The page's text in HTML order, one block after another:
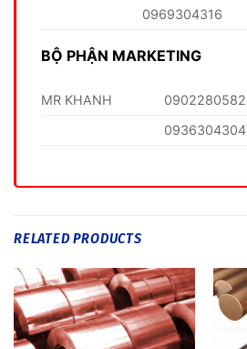
0969304316
BỘ PHẬN MARKETING
MR KHANH 0902280582
0936304304
RELATED PRODUCTS